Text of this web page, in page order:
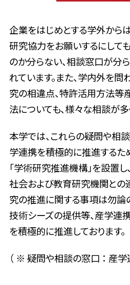
企業をはじめとする学外から
研究協力をお願いするにして
のか分らない、相談窓口が分
れています。また、学内外を
究の相違点、特許活用方法
法についても、様々な相談が多
本学では、これらの疑問や相
学連携を積極的に推進するた
「学術研究推進機構」を設置し
社会および教育研究機関との
究の推進に関する事項は勿論
技術シーズの提供等、産学連
を積極的に推進しております。
（ ※ 疑問や相談の窓口 ： 産学